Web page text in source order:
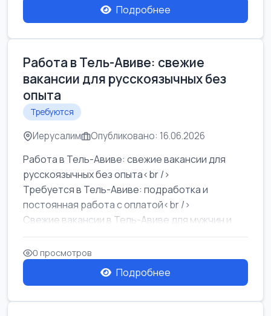
Подробнее
Работа в Тель-Авиве: свежие
вакансии для русскоязычных без
опыта
Требуются
Иерусалим Опубликовано: 16.06.2026
Работа в Тель-Авиве: свежие вакансии для
русскоязычных без опыта<br />
Требуется в Тель-Авиве: подработка и
постоянная работа с оплатой<br />
Свежие вакансии в Тель-Авиве для мужчин и
женщин от хозя...
0 просмотров
Подробнее